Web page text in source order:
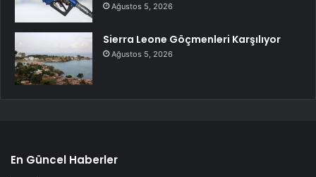
Ağustos 5, 2026
Sierra Leone Göçmenleri Karşılıyor
Ağustos 5, 2026
En Güncel Haberler